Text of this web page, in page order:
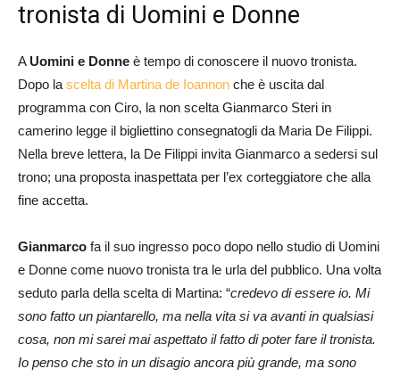
tronista di Uomini e Donne
A Uomini e Donne è tempo di conoscere il nuovo tronista.
Dopo lascelta di Martina de Ioannon che è uscita dal
programma con Ciro, la non scelta Gianmarco Steri in
camerino legge il bigliettino consegnatogli da Maria De Filippi.
Nella breve lettera, la De Filippi invita Gianmarco a sedersi sul
trono; una proposta inaspettata per l’ex corteggiatore che alla
fine accetta.
Gianmarco fa il suo ingresso poco dopo nello studio di Uomini
e Donne come nuovo tronista tra le urla del pubblico. Una volta
seduto parla della scelta di Martina: “credevo di essere io. Mi
sono fatto un piantarello, ma nella vita si va avanti in qualsiasi
cosa, non mi sarei mai aspettato il fatto di poter fare il tronista.
Io penso che sto in un disagio ancora più grande, ma sono